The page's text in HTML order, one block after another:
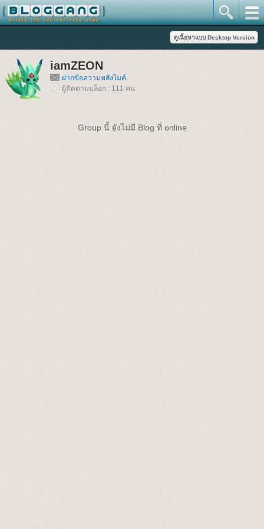
iamZEON
ฝากข้อความหลังไมค์
ผู้ติดตามบล็อก : 111 คน
Group นี้ ยังไม่มี Blog ที่ online